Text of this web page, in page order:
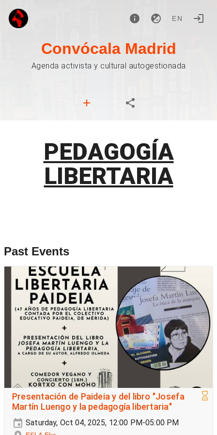
EN
Convócala Madrid
Agenda activista y cultural autogestionada
PEDAGOGÍA
LIBERTARIA
Past Events
Presentación de Paideia y del libro "Josefa
Martín Luengo y la pedagogía libertaria"
Saturday, Oct 04, 2025, 12:00 PM-05:00 PM